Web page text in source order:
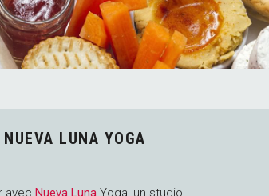
LUNA YOGA
avec Nueva LunaYoga, un studio